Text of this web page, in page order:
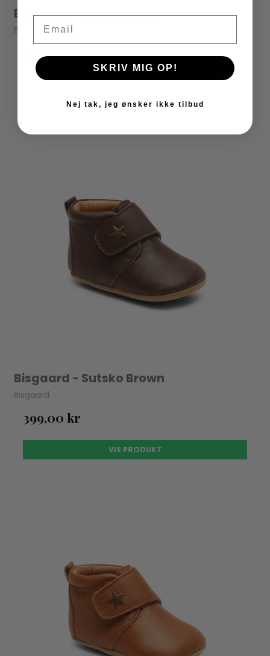
Bisgaard - Sutsko Black
Bisgaard
399,00 kr
Bisgaard - Sutsko Brown
Bisgaard
399,00 kr
VIS PRODUKT
SKRIV MIG OP!
Nej tak, jeg ønsker ikke tilbud